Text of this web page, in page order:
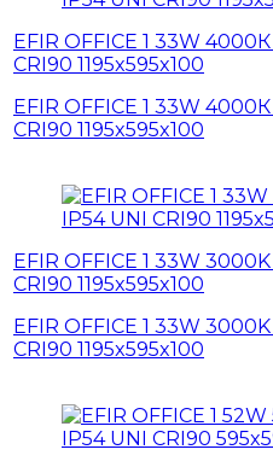
EFIR OFFICE 1 33W
CRI90 1195x595x100
EFIR OFFICE 1 33W
CRI90 1195x595x100
EFIR OFFICE 1 33W
CRI90 1195x595x100
EFIR OFFICE 1 33W
CRI90 1195x595x100